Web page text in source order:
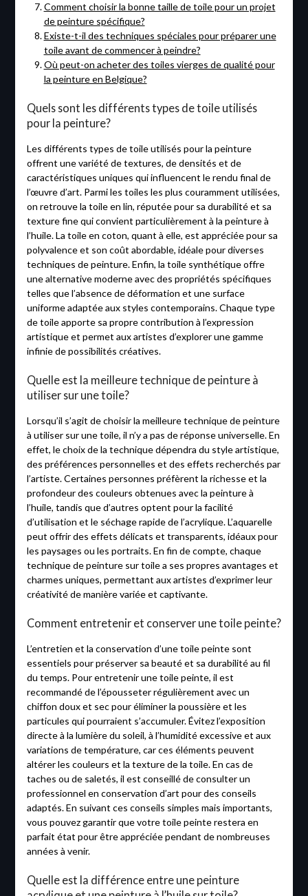
Comment choisir la bonne taille de toile pour un projet
de peinture spécifique?
Existe-t-il des techniques spéciales pour préparer une
toile avant de commencer à peindre?
Où peut-on acheter des toiles vierges de qualité pour
la peinture en Belgique?
Quels sont les différents types de toile utilisés
pour la peinture?
Les différents types de toile utilisés pour la peinture
offrent une variété de textures, de densités et de
caractéristiques uniques qui influencent le rendu final de
l’œuvre d’art. Parmi les toiles les plus couramment utilisées,
on retrouve la toile en lin, réputée pour sa durabilité et sa
texture fine qui convient particulièrement à la peinture à
l’huile. La toile en coton, quant à elle, est appréciée pour sa
polyvalence et son coût abordable, idéale pour diverses
techniques de peinture. Enfin, la toile synthétique offre
une alternative moderne avec des propriétés spécifiques
telles que l’absence de déformation et une surface
uniforme adaptée aux styles contemporains. Chaque type
de toile apporte sa propre contribution à l’expression
artistique et permet aux artistes d’explorer une gamme
infinie de possibilités créatives.
Quelle est la meilleure technique de peinture à
utiliser sur une toile?
Lorsqu’il s’agit de choisir la meilleure technique de peinture
à utiliser sur une toile, il n’y a pas de réponse universelle. En
effet, le choix de la technique dépendra du style artistique,
des préférences personnelles et des effets recherchés par
l’artiste. Certaines personnes préfèrent la richesse et la
profondeur des couleurs obtenues avec la peinture à
l’huile, tandis que d’autres optent pour la facilité
d’utilisation et le séchage rapide de l’acrylique. L’aquarelle
peut offrir des effets délicats et transparents, idéaux pour
les paysages ou les portraits. En fin de compte, chaque
technique de peinture sur toile a ses propres avantages et
charmes uniques, permettant aux artistes d’exprimer leur
créativité de manière variée et captivante.
Comment entretenir et conserver une toile peinte?
L’entretien et la conservation d’une toile peinte sont
essentiels pour préserver sa beauté et sa durabilité au fil
du temps. Pour entretenir une toile peinte, il est
recommandé de l’épousseter régulièrement avec un
chiffon doux et sec pour éliminer la poussière et les
particules qui pourraient s’accumuler. Évitez l’exposition
directe à la lumière du soleil, à l’humidité excessive et aux
variations de température, car ces éléments peuvent
altérer les couleurs et la texture de la toile. En cas de
taches ou de saletés, il est conseillé de consulter un
professionnel en conservation d’art pour des conseils
adaptés. En suivant ces conseils simples mais importants,
vous pouvez garantir que votre toile peinte restera en
parfait état pour être appréciée pendant de nombreuses
années à venir.
Quelle est la différence entre une peinture